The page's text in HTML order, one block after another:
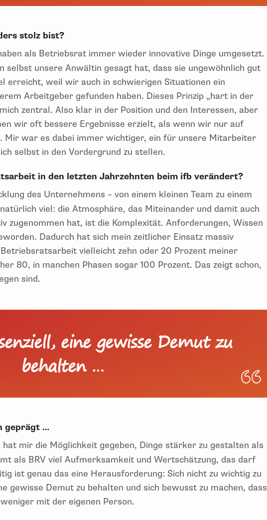
stolz bist?
als Betriebsrat immer wieder innovative Dinge umgesetzt.
selbst unsere Anwältin gesagt hat, dass sie ungewöhnlich gut
erreicht, weil wir auch in schwierigen Situationen ein
Arbeitgeber gefunden haben. Dieses Prinzip „hart in der
zentral. Also klar in der Position und den Interessen, aber
wir oft bessere Ergebnisse erzielt, als wenn wir nur auf
Mir war es dabei immer wichtiger, ein für unsere Mitarbeiter
selbst in den Vordergrund zu stellen.
in den letzten Jahrzehnten beim ifb verändert?
des Unternehmens – von einem kleinen Team zu einem
viel: die Atmosphäre, das Miteinander und damit auch
zugenommen hat, ist die Komplexität. Anforderungen, Wissen
Dadurch hat sich mein zeitlicher Einsatz massiv
vielleicht zehn oder 20 Prozent meiner
80, in manchen Phasen sogar 100 Prozent. Das zeigt schon,
sind.
eine gewisse Demut zu
behalten …
geprägt …
mir die Möglichkeit gegeben, Dinge stärker zu gestalten als
als BRV viel Aufmerksamkeit und Wertschätzung, das darf
ist genau das eine Herausforderung: Sich nicht zu wichtig zu
gewisse Demut zu behalten und sich bewusst zu machen, dass
mit der eigenen Person.